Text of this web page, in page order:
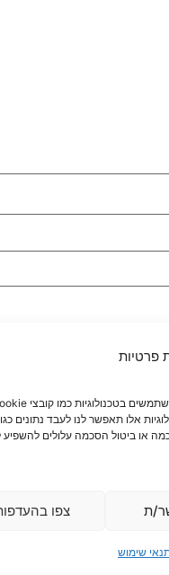
פרטיות
אלו תאפשר לנו לעבד נתונים
או ביטול הסכמה עלולים
ת צפו
שימוש